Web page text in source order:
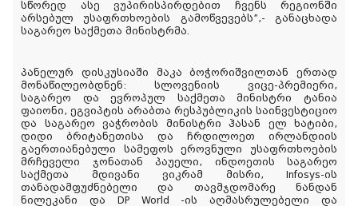
სწორედ ასე ვუპირისპირდებით ჩვენს რეგიონში
არსებულ უსაფრთხოების გამოწვევებს”,- განაცხადა
საგარეო საქმეთა მინისტრმა.
პანელურ დისკუსიაში მაკა ბოჭორიშვილთან ერთად
მონაწილეობდნენ: სლოვენიის ვიცე-პრემიერი,
საგარეო და ევროპულ საქმეთა მინისტრი ტანია
ფაიონი, ეგვიპტის არაბთა რესპუბლიკის საინვესტიციო
და საგარეო ვაჭრობის მინისტრი ჰასან ელ ხატიბი,
დიდი ბრიტანეთისა და ჩრდილოეთ ირლანდიის
გაერთიანებული სამეფოს ეროვნული უსაფრთხოების
მრჩეველი ჯონათან პაუელი, ინდოეთის საგარეო
საქმეთა მდივანი ვიკრამ მისრი, Infosys-ის
თანადამფუძნებელი და თავმჯდომარე ნანდან
ნილეკანი და DP World -ის აღმასრულებელი და